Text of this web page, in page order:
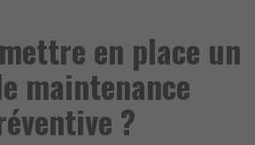
en place un
maintenance
?